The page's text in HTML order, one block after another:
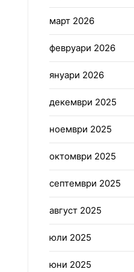
март 2026
февруари 2026
януари 2026
декември 2025
ноември 2025
октомври 2025
септември 2025
август 2025
юли 2025
юни 2025